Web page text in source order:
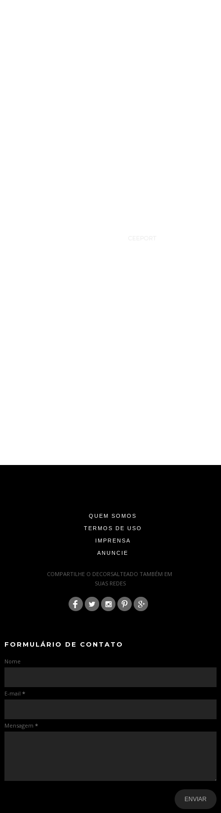
QUEM SOMOS
TERMOS DE USO
IMPRENSA
ANUNCIE
COMPARTILHE O DECORSALTEADO TAMBÉM EM
SUAS REDES
FORMULÁRIO DE CONTATO
Nome
E-mail *
Mensagem *